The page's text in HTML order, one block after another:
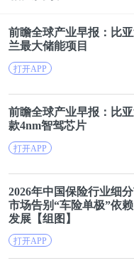
前瞻全球产业早报： 比
兰最大储能项目
打开APP
前瞻全球产业早报： 比
款4nm智驾芯片
打开APP
2026年中国保险行业细
市场告别“车险单极”依
发展【组图】
打开APP